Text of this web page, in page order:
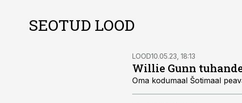
SEOTUD LOOD
LOOD10.05.23, 18:13
Willie Gunn
Oma kodumaal Šotimaal